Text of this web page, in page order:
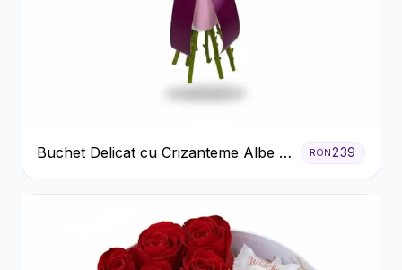
Buchet Delicat cu Crizanteme Albe și
Mov
RON239